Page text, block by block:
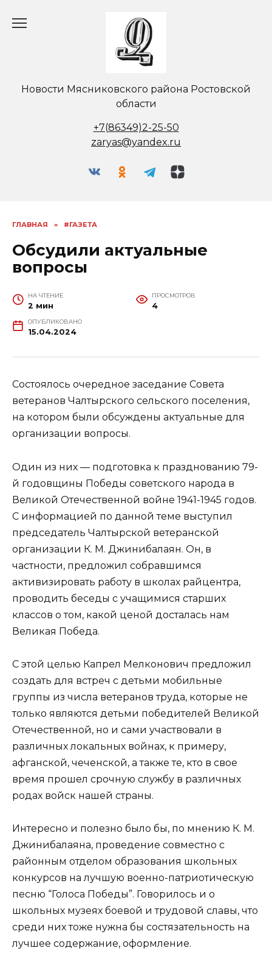
Новости Мясниковского района Ростовской
области
+7(86349)2-25-50
zaryas@yandex.ru
ГЛАВНАЯ » #ГАЗЕТА
Обсудили актуальные
вопросы
НА ЧТЕНИЕ
2 мин
ПРОСМОТРОВ
4
ОПУБЛИКОВАНО
15.04.2024
Состоялось очередное заседание Совета
ветеранов Чалтырского сельского поселения,
на котором были обсуждены актуальные для
организации вопросы.
Один из них — подготовка к празднованию 79-
й годовщины Победы советского народа в
Великой Отечественной войне 1941-1945 годов.
С информацией по данной теме выступил
председатель Чалтырской ветеранской
организации К. М. Джинибалаян. Он, в
частности, предложил собравшимся
активизировать работу в школах райцентра,
проводить беседы с учащимися старших
классов о том, какой ценой досталась нам
Великая Победа.
С этой целью Капрел Мелконович предложил
создать для встреч с детьми мобильные
группы из числа ветеранов труда, которые не
только являются детьми победителей Великой
Отечественной, но и сами участвовали в
различных локальных войнах, к примеру,
афганской, чеченской, а также те, кто в свое
время прошел срочную службу в различных
родах войск нашей страны.
Интересно и полезно было бы, по мнению К. М.
Джинибалаяна, проведение совместно с
районным отделом образования школьных
конкурсов на лучшую военно-патриотическую
песню “Голоса Победы”. Говорилось и о
школьных музеях боевой и трудовой славы, что
среди них тоже нужна бы состязательность на
лучшее содержание, оформление.